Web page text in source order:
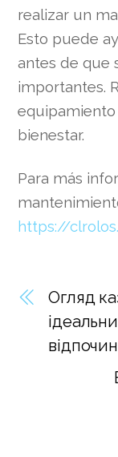
realizar un
Esto puede
antes de que
importantes.
bienestar.
Para más
https://
Огляд